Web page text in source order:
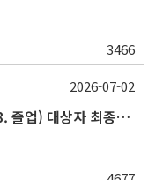
3466
2025학년도 후기 학위수여(2026.8. 졸업) 대상자 최종인준 논문 제출 안내
2026-07-02